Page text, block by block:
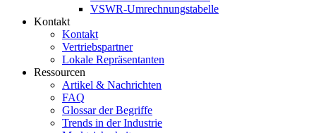
VSWR-Umrechnungstabelle
Kontakt
Kontakt
Vertriebspartner
Lokale Repräsentanten
Ressourcen
Artikel & Nachrichten
FAQ
Glossar der Begriffe
Trends in der Industrie